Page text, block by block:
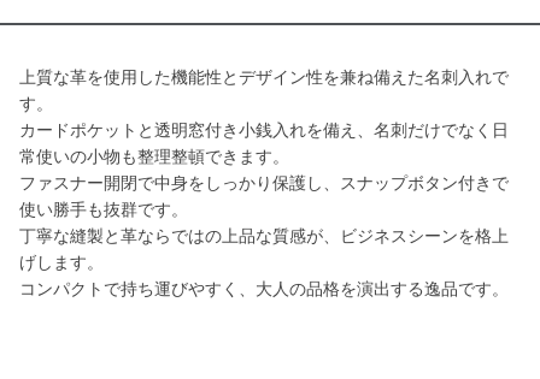
上質な革を使用した機能性とデザイン性を兼ね備えた名刺入れで
す。
カードポケットと透明窓付き小銭入れを備え、名刺だけでなく日
常使いの小物も整理整頓できます。
ファスナー開閉で中身をしっかり保護し、スナップボタン付きで
使い勝手も抜群です。
丁寧な縫製と革ならではの上品な質感が、ビジネスシーンを格上
げします。
コンパクトで持ち運びやすく、大人の品格を演出する逸品です。